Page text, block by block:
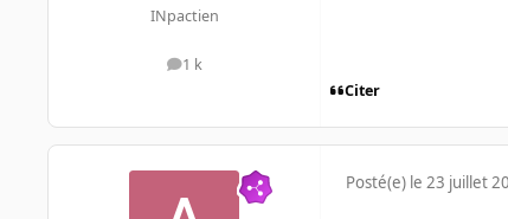
INpactien
1 k
messages
Citer
Posté(e) le 23 juillet